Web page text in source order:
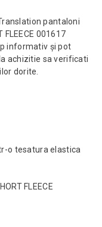
pantaloni
001617
informativ și pot
achizitie sa verificati
dorite.
o tesatura elastica
FLEECE